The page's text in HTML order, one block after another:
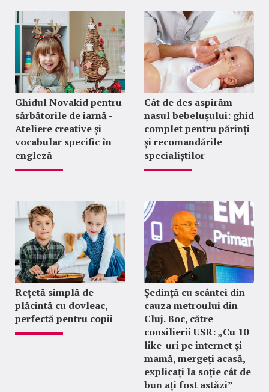
Ghidul Novakid pentru
sărbătorile de iarnă -
Ateliere creative și
vocabular specific în
engleză
Cât de des aspirăm
nasul bebelușului: ghid
complet pentru părinți
și recomandările
specialiștilor
Rețetă simplă de
plăcintă cu dovleac,
perfectă pentru copii
Ședință cu scântei din
cauza metroului din
Cluj. Boc, către
consilierii USR: „Cu 10
like-uri pe internet și
mamă, mergeți acasă,
explicați la soție cât de
bun ați fost astăzi”